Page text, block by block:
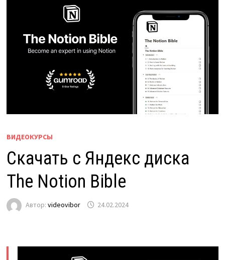
ВИДЕОКУРСЫ
Скачать с Яндекс диска
The Notion Bible
Автор: videovibor 24.02.2024